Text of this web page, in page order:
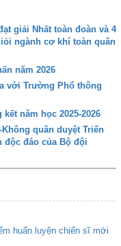
giải Nhất toàn đoàn và 4
ngành cơ khí toàn quân
năm 2026
với Trường Phổ thông
năm học 2025-2026
quân duyệt Triển
độc đáo của Bộ đội
huấn luyện chiến sĩ mới